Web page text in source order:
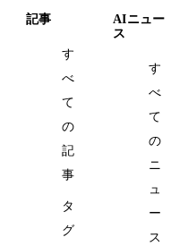
記事
す
べ
て
の
記
事
タ
グ
AIニュー
ス
す
べ
て
の
ニ
ュ
ー
ス